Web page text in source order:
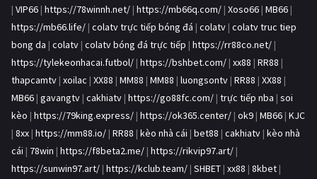
| VIP66 | https://78winnh.net/ | https://mb66q.com/ | Xoso66 | MB66 |
https://mb66.life/ | colatv trực tiếp bóng đá | colatv | colatv truc tiep
bong da | colatv | colatv bóng đá trực tiếp | https://rr88co.net/ |
https://tylekeonhacai.futbol/ | https://bshbet.com/ | xx88 | RR88 |
thapcamtv | xoilac | XX88 | MM88 | MM88 | luongsontv | RR88 | XX88 |
MB66 | gavangtv | cakhiatv | https://go88fc.com/ | trực tiếp nba | soi
kèo | https://79king.express/ | https://ok365.center/ | ok9 | MB66 | KJC
| 8xx | https://mm88.io/ | RR88 | kèo nhà cái | bet88 | cakhiatv | kèo nhà
cái | 78win | https://f8beta2.me/ | https://rikvip97.art/ |
https://sunwin97.art/ | https://kclub.team/ | SHBET | xx88 | 8kbet |